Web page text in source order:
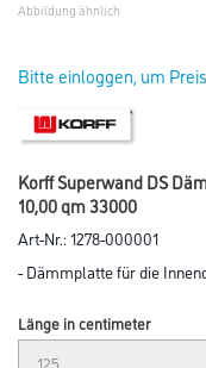
Abbildung ähnlich
Bitte einloggen, um
Korff Superwand DS
10,00 qm 33000
Art-Nr.:1278-000001
- Dämmplatte für die
Länge in centimeter